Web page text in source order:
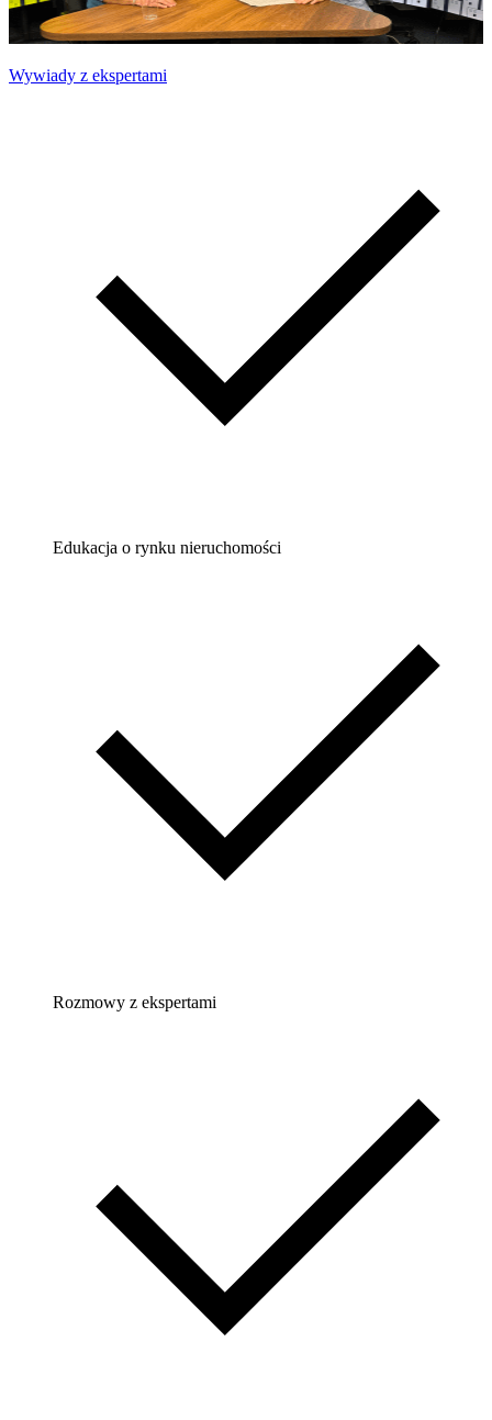
Wywiady z ekspertami
Edukacja o rynku nieruchomości
Rozmowy z ekspertami